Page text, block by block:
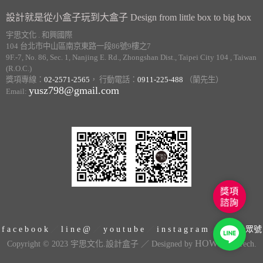
設計就是從小盒子玩到大盒子 Design from little box to big box
宇思文化 . 和興國際
104 台北市中山區南京東路一段86號9樓之7
9F.-7, No. 86, Sec. 1, Nanjing E. Rd., Zhongshan Dist., Taipei City 104 , Taiwan
(R.O.C.)
獎項專線： 02-2571-2565 ， 行動電話： 0911-225-488 （蘭先生）
Email: yusz798@gmail.com
f a c e b o o k／ l i n e @ y o u t u b e／ i n s t a g r a m／微信公眾號
Copyright © 2023 宇思文化.設計盒子 ／ Designed by HOWMAI Tech.
獎
項
諮
詢
Line